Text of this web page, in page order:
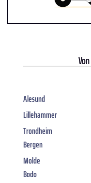
Von
Alesund
Lillehammer
Trondheim
Bergen
Molde
Bodo